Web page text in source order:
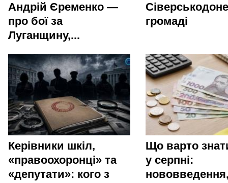
Андрій Єременко —
про бої за
Луганщину,...
громаді
Керівники шкіл,
«правоохоронці» та
«депутати»: кого з
Що варто
у серпні: